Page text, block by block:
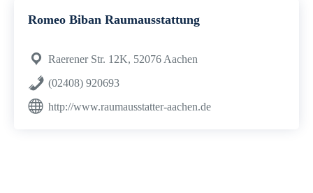
Romeo Biban Raumausstattung
Raerener Str. 12K, 52076 Aachen
(02408) 920693
http://www.raumausstatter-aachen.de